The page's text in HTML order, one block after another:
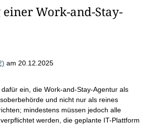
Work-and-Stay-
am 20.12.2025
ein, die Work-and-Stay-Agentur als
und nicht nur als reines
mindestens müssen jedoch alle
werden, die geplante IT-Plattform